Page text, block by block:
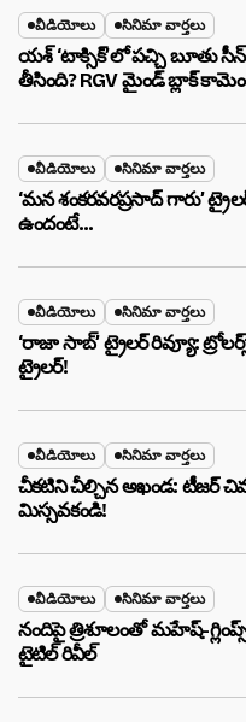
వీడియోలు సినిమా వార్తలు
యశ్ ‘టాక్సిక్’లో పచ్చి బూతు
తీసింది? RGV మైండ్ బ్లాక్
వీడియోలు సినిమా వార్తలు
‘మన శంకరవరప్రసాద్ గారు’
ఉందంటే…
వీడియోలు సినిమా వార్తలు
‘రాజా సాబ్’ ట్రైలర్ రివ్యూ:
ట్రైలర్!
వీడియోలు సినిమా వార్తలు
చీకటిని చీల్చిన అఖండ: టీజర్
మిస్సవకండి!
వీడియోలు సినిమా వార్తలు
నందిపై త్రిశూలంతో మహేష్-
టైటిల్ రివీల్